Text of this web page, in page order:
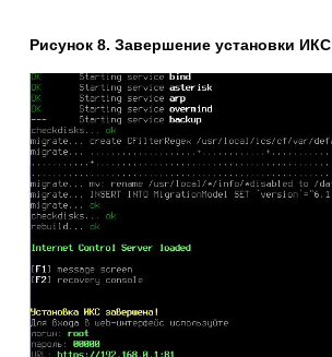
Рисунок 8. Завершение установки ИКС